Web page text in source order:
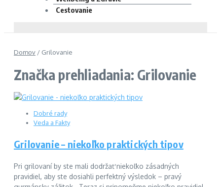
Cestovanie
Domov / Grilovanie
Značka prehliadania: Grilovanie
Dobré rady
Veda a Fakty
Grilovanie – niekoľko praktických tipov
Pri grilovaní by ste mali dodržať niekoľko zásadných
pravidiel, aby ste dosiahli perfektný výsledok – pravý